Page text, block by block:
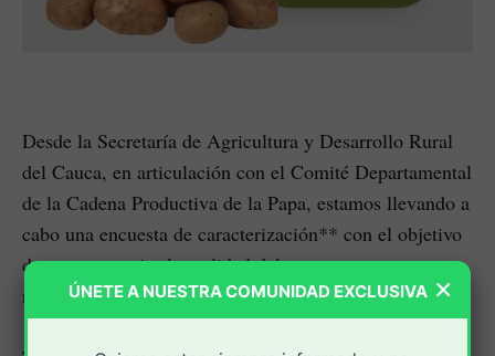
Desde la Secretaría de Agricultura y Desarrollo Rural
del Cauca, en articulación con el Comité Departamental
de la Cadena Productiva de la Papa, estamos llevando a
cabo una encuesta de caracterización** con el objetivo
de conocer mejor la realidad del sector papero en
nuestro departamento.
×
ÚNETE A NUESTRA COMUNIDAD EXCLUSIVA